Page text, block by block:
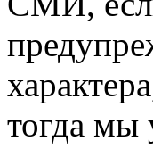
тогда мы